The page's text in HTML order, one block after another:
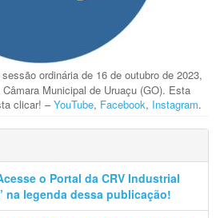
ordinária de 16 de outubro de 2023,
Municipal de Uruaçu (GO). Esta
clicar! –YouTube, Facebook, Instagram.
o Portal da CRV Industrial
na legenda dessa publicação!